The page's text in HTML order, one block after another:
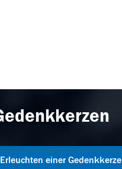
Erleuchten einer Gedenkkerze